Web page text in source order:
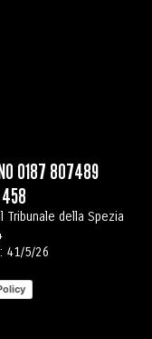
0187 807489
della Spezia
41/5/26